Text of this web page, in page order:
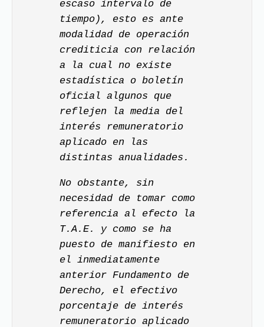
escaso intervalo de
tiempo), esto es ante
modalidad de operación
crediticia con relación
a la cual no existe
estadística o boletín
oficial algunos que
reflejen la media del
interés remuneratorio
aplicado en las
distintas anualidades.
No obstante, sin
necesidad de tomar como
referencia al efecto la
T.A.E. y como se ha
puesto de manifiesto en
el inmediatamente
anterior Fundamento de
Derecho, el efectivo
porcentaje de interés
remuneratorio aplicado